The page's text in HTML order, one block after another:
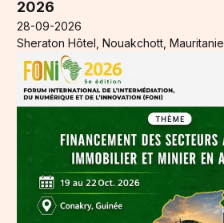
2026
28-09-2026
Sheraton Hôtel, Nouakchott, Mauritanie